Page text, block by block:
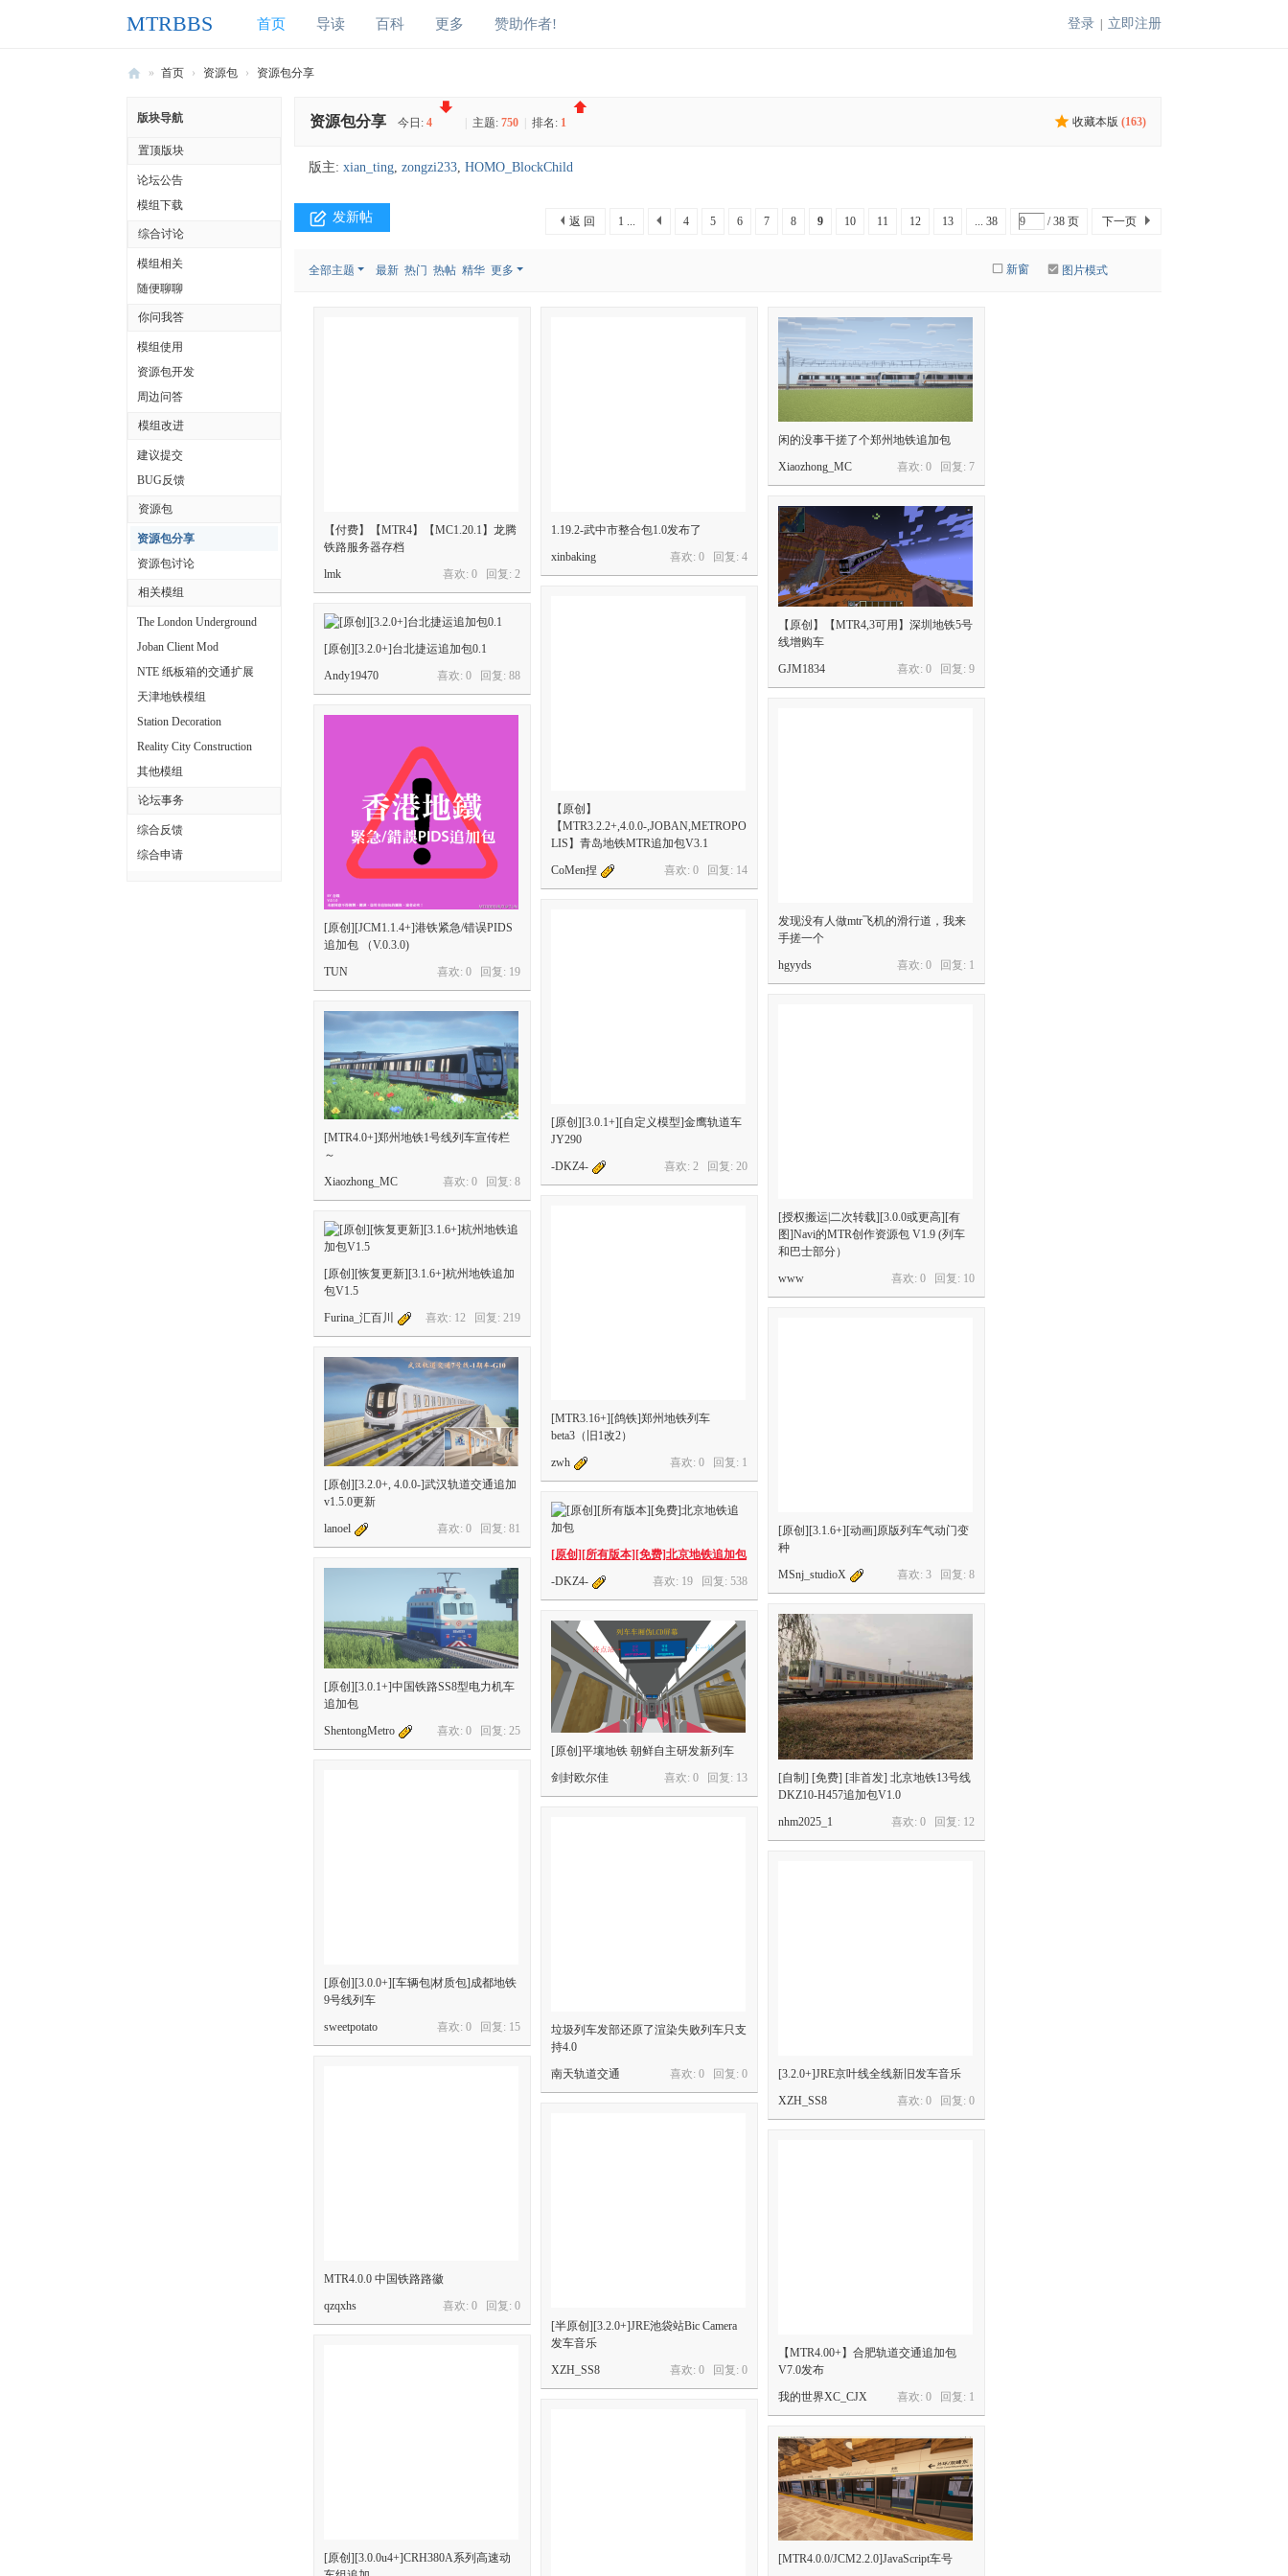
登录 立即注册
MTRBBS 首页 导读 百科 更多 赞助作者!
R
B
我
铁
路
文
论
坛
» 首页 › 资源包 › 资源包分享
版块导航
置顶版块
论坛公告
模组下载
综合讨论
模组相关
随便聊聊
你问我答
模组使用
资源包开发
周边问答
模组改进
建议提交
BUG反馈
资源包
资源包分享
资源包讨论
相关模组
The London Underground
Joban Client Mod
NTE 纸板箱的交通扩展
天津地铁模组
Station Decoration
Reality City Construction
其他模组
论坛事务
综合反馈
综合申请
收藏本版 (163)
资源包分享 今日: 4 主题: 750 排名: 1
版主: xian_ting, zongzi233, HOMO_BlockChild
1 ... 4 5 6 7 8 9 10 11 12 13 ... 38 / 38 页 下一页
返 回
发新帖
新窗
全部主题 最新 热门 热帖 精华 更多 图片模式
【付费】【MTR4】【MC1.20.1】龙腾
铁路服务器存档
喜欢: 0 回复: 2
lmk
1.19.2-武中市整合包1.0发布了
喜欢: 0 回复: 4
xinbaking
闲的没事干搓了个郑州地铁追加包
喜欢: 0 回复: 7
Xiaozhong_MC
【原创】【MTR4,3可用】深圳地铁5号
线增购车
喜欢: 0 回复: 9
GJM1834
【原创】
【MTR3.2.2+,4.0.0-,JOBAN,METROPO
LIS】青岛地铁MTR追加包V3.1
喜欢: 0 回复: 14
CoMen捏
[原创][3.2.0+]台北捷运追加包0.1
喜欢: 0 回复: 88
Andy19470
发现没有人做mtr飞机的滑行道，我来
手搓一个
喜欢: 0 回复: 1
hgyyds
[原创][JCM1.1.4+]港铁紧急/错误PIDS
追加包 （V.0.3.0)
喜欢: 0 回复: 19
TUN
[原创][3.0.1+][自定义模型]金鹰轨道车
JY290
喜欢: 2 回复: 20
-DKZ4-
[授权搬运|二次转载][3.0.0或更高][有
图]Navi的MTR创作资源包 V1.9 (列车
和巴士部分）
喜欢: 0 回复: 10
www
[MTR4.0+]郑州地铁1号线列车宣传栏
～
喜欢: 0 回复: 8
Xiaozhong_MC
[MTR3.16+][鸽铁]郑州地铁列车
beta3（旧1改2）
喜欢: 0 回复: 1
zwh
[原创][恢复更新][3.1.6+]杭州地铁追加
包V1.5
喜欢: 12 回复: 219
Furina_汇百川
[原创][3.1.6+][动画]原版列车气动门变
种
喜欢: 3 回复: 8
MSnj_studioX
[原创][3.2.0+, 4.0.0-]武汉轨道交通追加
v1.5.0更新
喜欢: 0 回复: 81
lanoel
[原创][所有版本][免费]北京地铁追加包
喜欢: 19 回复: 538
-DKZ4-
[原创][3.0.1+]中国铁路SS8型电力机车
追加包
喜欢: 0 回复: 25
ShentongMetro
[自制] [免费] [非首发] 北京地铁13号线
DKZ10-H457追加包V1.0
喜欢: 0 回复: 12
nhm2025_1
[原创]平壤地铁 朝鲜自主研发新列车
喜欢: 0 回复: 13
剑封欧尔佳
[原创][3.0.0+][车辆包|材质包]成都地铁
9号线列车
喜欢: 0 回复: 15
sweetpotato
垃圾列车发部还原了渲染失败列车只支
持4.0
喜欢: 0 回复: 0
南天轨道交通
[3.2.0+]JRE京叶线全线新旧发车音乐
喜欢: 0 回复: 0
XZH_SS8
MTR4.0.0 中国铁路路徽
喜欢: 0 回复: 0
qzqxhs
[半原创][3.2.0+]JRE池袋站Bic Camera
发车音乐
喜欢: 0 回复: 0
XZH_SS8
【MTR4.00+】合肥轨道交通追加包
V7.0发布
喜欢: 0 回复: 1
我的世界XC_CJX
[原创][3.0.0u4+]CRH380A系列高速动
[MTR4.0.0/JCM2.2.0]JavaScript车号